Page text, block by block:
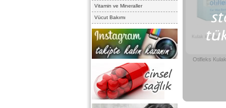
Vitamin ve Mineraller
Vücut Bakımı
Kulak kirinden
Otifleks